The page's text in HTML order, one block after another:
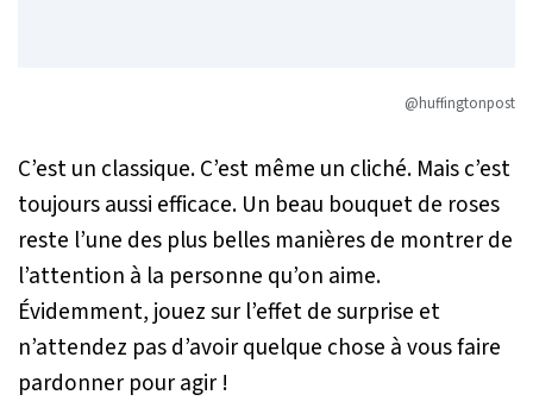
@huffingtonpost
C’est un classique. C’est même un cliché. Mais c’est
toujours aussi efficace. Un beau bouquet de roses
reste l’une des plus belles manières de montrer de
l’attention à la personne qu’on aime.
Évidemment, jouez sur l’effet de surprise et
n’attendez pas d’avoir quelque chose à vous faire
pardonner pour agir !